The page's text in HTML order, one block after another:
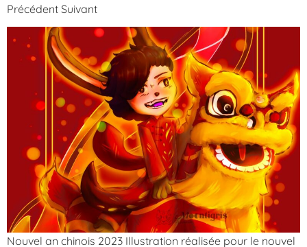
Précédent Suivant
Nouvel an chinois 2023 Illustration réalisée pour le nouvel